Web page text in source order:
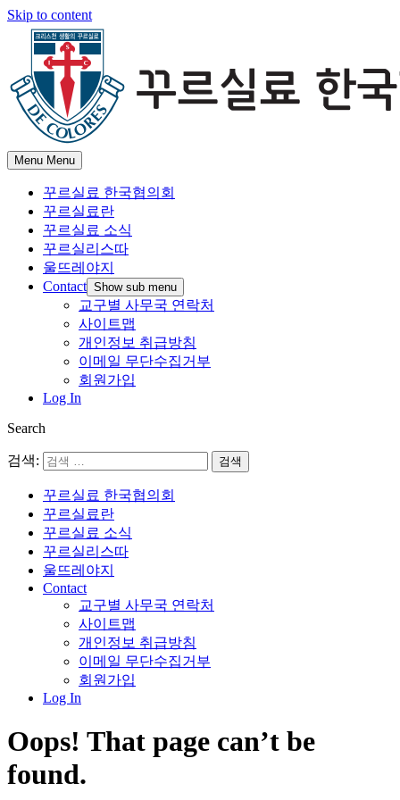
Skip to content
Menu Menu
꾸르실료 한국협의회
꾸르실료란
꾸르실료 소식
꾸르실리스따
울뜨레야지
Contact Show sub menu
교구별 사무국 연락처
사이트맵
개인정보 취급방침
이메일 무단수집거부
회원가입
Log In
Search
검색:
꾸르실료 한국협의회
꾸르실료란
꾸르실료 소식
꾸르실리스따
울뜨레야지
Contact
교구별 사무국 연락처
사이트맵
개인정보 취급방침
이메일 무단수집거부
회원가입
Log In
Oops! That page can’t be
found.